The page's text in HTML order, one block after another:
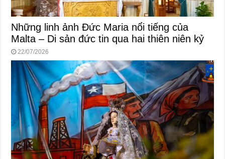
Những linh ảnh Đức Maria nổi tiếng của
Malta – Di sản đức tin qua hai thiên niên kỷ
22/07/2026